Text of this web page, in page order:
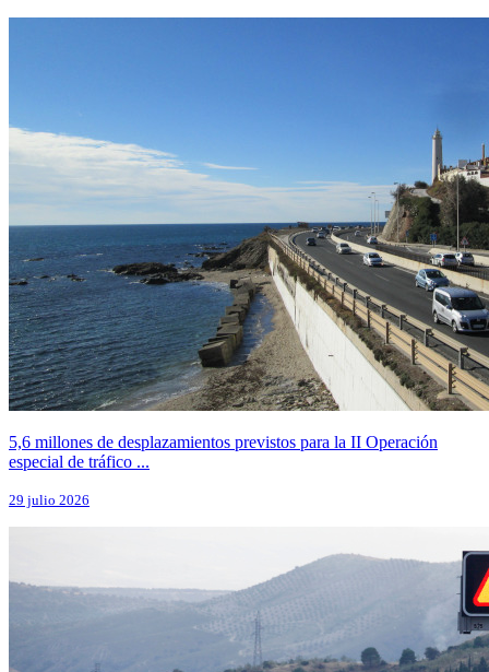
5,6 millones de desplazamientos previstos para la II Operación
especial de tráfico ...
29 julio 2026